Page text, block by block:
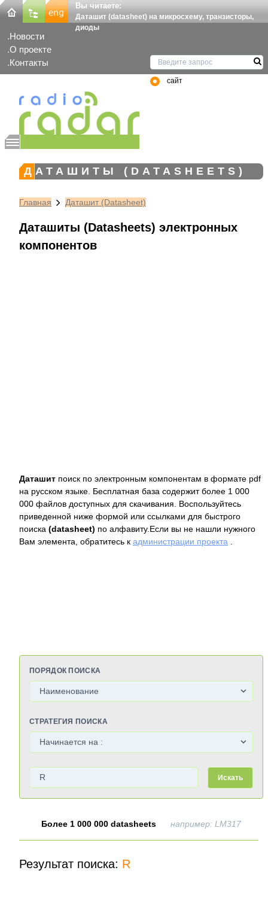
Вы читаете:
Даташит (datasheet) на микросхему, транзисторы,
диоды
Новости
О проекте
Контакты
сайт
ДАТАШИТЫ (DATASHEETS)
Главная Даташит (Datasheet)
Даташиты (Datasheets) электронных
компонентов
Даташит поиск по электронным компонентам в формате pdf
на русском языке. Бесплатная база содержит более 1 000
000 файлов доступных для скачивания. Воспользуйтесь
приведенной ниже формой или ссылками для быстрого
поиска (datasheet) по алфавиту.Если вы не нашли нужного
Вам элемента, обратитесь к администрации проекта
ПОРЯДОК ПОИСКА
СТРАТЕГИЯ ПОИСКА
Искать
Более 1 000 000 datasheets например: LM317
Результат поиска: R